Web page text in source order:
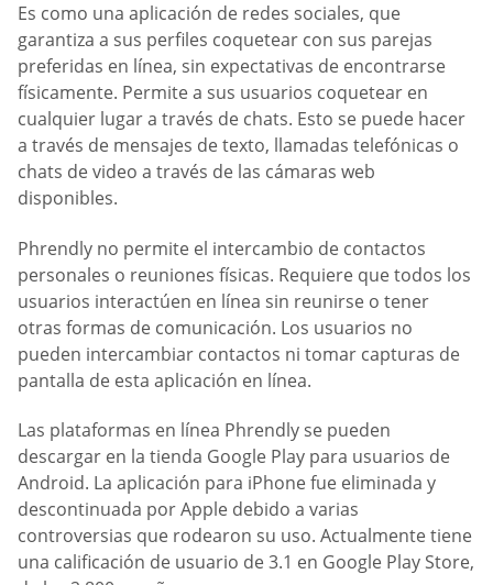
Es como una aplicación de redes sociales, que
garantiza a sus perfiles coquetear con sus parejas
preferidas en línea, sin expectativas de encontrarse
físicamente. Permite a sus usuarios coquetear en
cualquier lugar a través de chats. Esto se puede hacer
a través de mensajes de texto, llamadas telefónicas o
chats de video a través de las cámaras web
disponibles.
Phrendly no permite el intercambio de contactos
personales o reuniones físicas. Requiere que todos los
usuarios interactúen en línea sin reunirse o tener
otras formas de comunicación. Los usuarios no
pueden intercambiar contactos ni tomar capturas de
pantalla de esta aplicación en línea.
Las plataformas en línea Phrendly se pueden
descargar en la tienda Google Play para usuarios de
Android. La aplicación para iPhone fue eliminada y
descontinuada por Apple debido a varias
controversias que rodearon su uso. Actualmente tiene
una calificación de usuario de 3.1 en Google Play Store,